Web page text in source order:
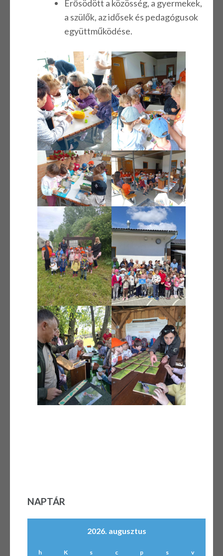
Erősödött a közösség, a gyermekek,
a szülők, az idősek és pedagógusok
együttműködése.
NAPTÁR
2026. augusztus
h K s c p s v